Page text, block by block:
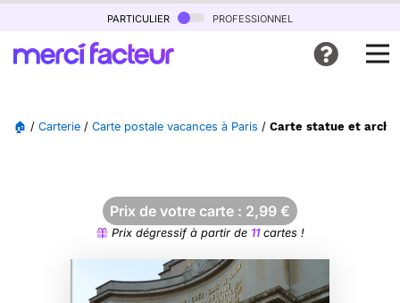
particulier professionnel
🏠 / Carterie / Carte postale vacances à Paris / Carte statue et
Prix de votre carte : 2,99 €
Prix dégressif à partir de 11cartes !